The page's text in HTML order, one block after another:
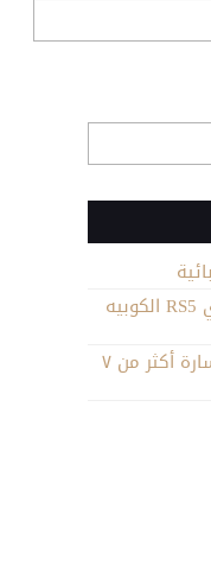
9 أشياء لا تعرفها عن اودي RS5 الكوبيه
فضيحة فولكس فاجن وخسارة أكثر من ٧